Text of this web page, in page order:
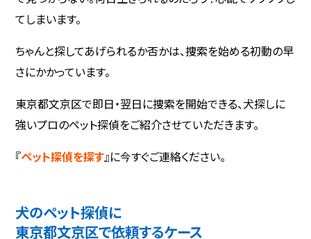
てしまいます。
ちゃんと探してあげられるか否かは、捜索を始める初動の早
さにかかっています。
東京都文京区で即日・翌日に捜索を開始できる、犬探しに
強いプロのペット探偵をご紹介させていただきます。
『ペット探偵を探す』に今すぐご連絡ください。
犬のペット探偵に
東京都文京区で依頼するケース